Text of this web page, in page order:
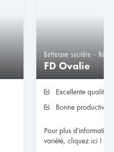
Betterave sucrière -
FD Ovalie
Excellente qualité
Bonne productivité
Pour plus
variété, cliquez ici !